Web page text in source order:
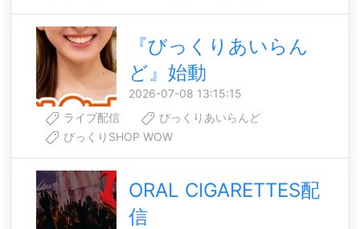
『びっくりあいらん
ど』始動
2026-07-08 13:15:15
ライブ配信
びっくりあいらんど
びっくりSHOP WOW
ORAL CIGARETTES配
信